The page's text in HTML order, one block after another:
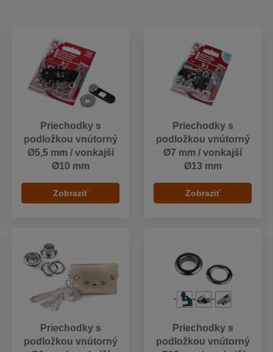
Priechodky s
podložkou vnútorný
Ø5,5 mm / vonkajší
Ø10 mm
Zobraziť
Priechodky s
podložkou vnútorný
Ø7 mm / vonkajší
Ø13 mm
Zobraziť
Priechodky s
podložkou vnútorný
Priechodky s
podložkou vnútorný